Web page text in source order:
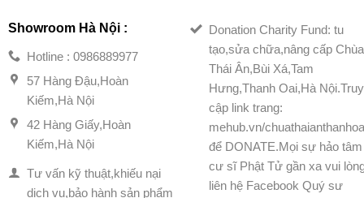
Showroom Hà Nội :
Hotline : 0986889977
57 Hàng Đậu,Hoàn
Kiếm,Hà Nội
42 Hàng Giấy,Hoàn
Kiếm,Hà Nội
Tư vấn kỹ thuật,khiếu nại
dịch vụ,bảo hành sản phẩm
Donation Charity Fund: tu
tạo,sửa chữa,nâng cấp Chùa
Thái Ân,Bùi Xá,Tam
Hưng,Thanh Oai,Hà Nội.Truy
cập link trang:
mehub.vn/
để DONATE.Mọi sự hảo tâm
cư sĩ Phật Tử gần xa vui
liên hệ Facebook Quý sư